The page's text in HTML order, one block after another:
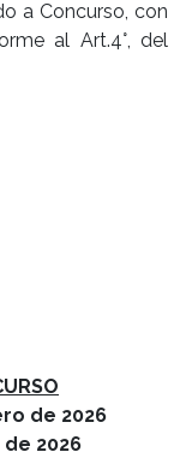
a Concurso, con
al Art.4°, del
de 2026
2026